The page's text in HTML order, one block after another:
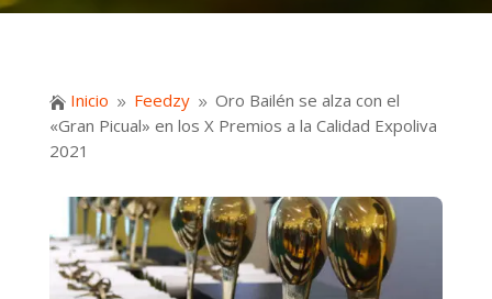
 Inicio 9 Feedzy 9 Oro Bailén se alza con el
«Gran Picual» en los X Premios a la Calidad Expoliva
2021